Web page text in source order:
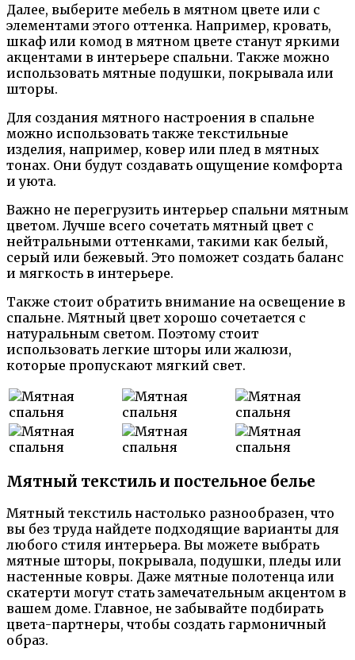
Далее, выберите мебель в мятном цвете или с
элементами этого оттенка. Например, кровать,
шкаф или комод в мятном цвете станут яркими
акцентами в интерьере спальни. Также можно
использовать мятные подушки, покрывала или
шторы.
Для создания мятного настроения в спальне
можно использовать также текстильные
изделия, например, ковер или плед в мятных
тонах. Они будут создавать ощущение комфорта
и уюта.
Важно не перегрузить интерьер спальни мятным
цветом. Лучше всего сочетать мятный цвет с
нейтральными оттенками, такими как белый,
серый или бежевый. Это поможет создать баланс
и мягкость в интерьере.
Также стоит обратить внимание на освещение в
спальне. Мятный цвет хорошо сочетается с
натуральным светом. Поэтому стоит
использовать легкие шторы или жалюзи,
которые пропускают мягкий свет.
Мятный текстиль и постельное белье
Мятный текстиль настолько разнообразен, что
вы без труда найдете подходящие варианты для
любого стиля интерьера. Вы можете выбрать
мятные шторы, покрывала, подушки, пледы или
настенные ковры. Даже мятные полотенца или
скатерти могут стать замечательным акцентом в
вашем доме. Главное, не забывайте подбирать
цвета-партнеры, чтобы создать гармоничный
образ.